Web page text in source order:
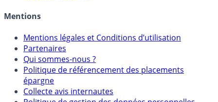
Crédit immobilier
Mentions
Mentions légales et Conditions d’utilisation
Partenaires
Qui sommes-nous ?
Politique de référencement des placements